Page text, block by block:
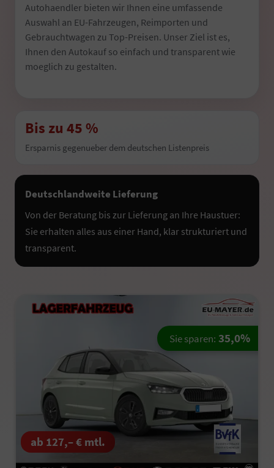
Autohaendler bieten wir Ihnen eine umfassende
Auswahl an EU-Fahrzeugen, Reimporten und
Gebrauchtwagen zu Top-Preisen. Unser Ziel ist es,
Ihnen den Autokauf so einfach und transparent wie
moeglich zu gestalten.
Bis zu 45 %
Ersparnis gegenueber dem deutschen Listenpreis
Deutschlandweite Lieferung
Von der Beratung bis zur Lieferung an Ihre Haustuer:
Sie erhalten alles aus einer Hand, klar strukturiert und
transparent.
ab 127,– € mtl.
Sie sparen: 35,0%